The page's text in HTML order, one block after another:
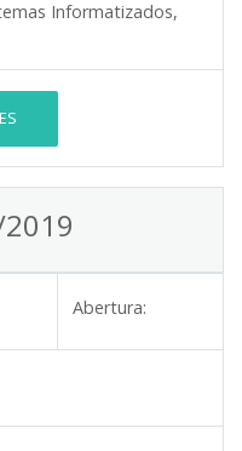
Informatizados,
Abertura: